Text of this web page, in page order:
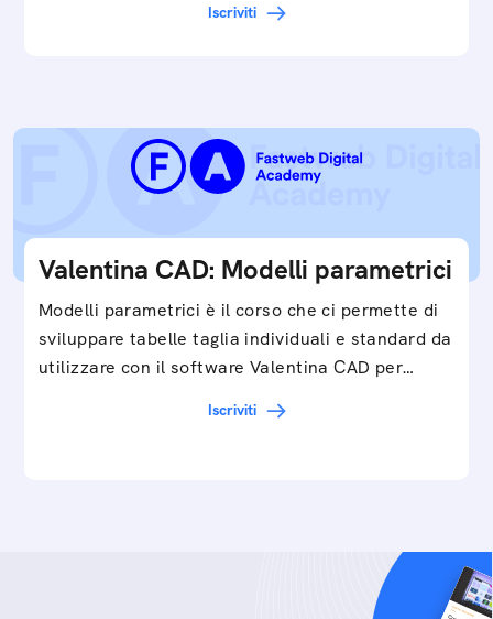
Iscriviti
Valentina CAD: Modelli parametrici
Modelli parametrici è il corso che ci permette di
sviluppare tabelle taglia individuali e standard da
utilizzare con il software Valentina CAD per…
Iscriviti